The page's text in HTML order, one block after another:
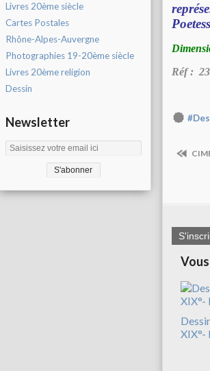
Livres 20ème siècle
Cartes Postales
Rhône-Alpes-Auvergne
Photographies 19-20ème siècle
Livres 20ème religion
Dessin
Newsletter
Réf :
XIX°-